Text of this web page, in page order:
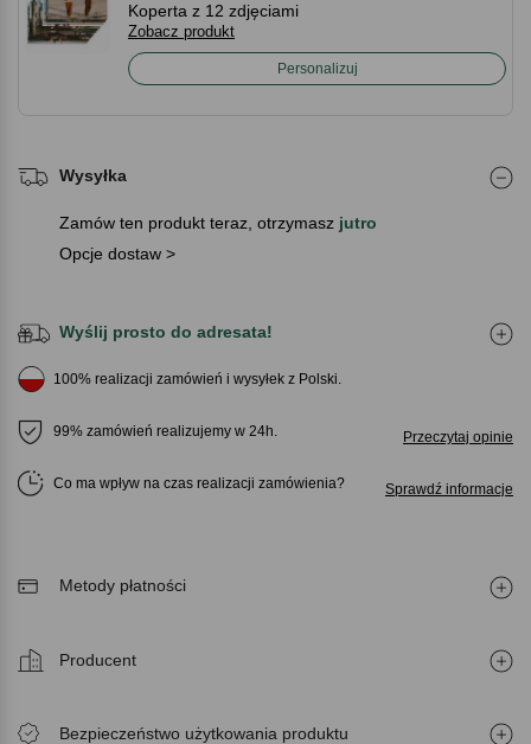
Koperta z 12 zdjęciami
Zobacz produkt
Personalizuj
Wysyłka
Zamów ten produkt teraz, otrzymasz jutro
Opcje dostaw >
Wyślij prosto do adresata!
100% realizacji zamówień i wysyłek z Polski.
99% zamówień realizujemy w 24h. Przeczytaj opinie
Co ma wpływ na czas realizacji zamówienia Sprawdź informacje
Metody płatności
Producent
Bezpieczeństwo użytkowania produktu